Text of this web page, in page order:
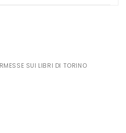
SUI LIBRI DI TORINO